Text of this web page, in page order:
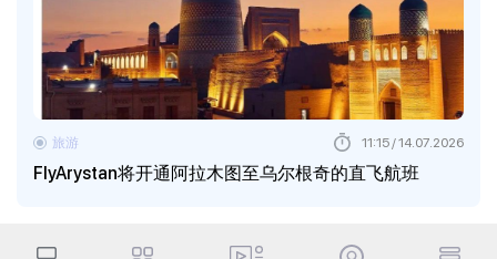
FlyArystan将开通阿拉木图至乌尔根奇的直飞航班
旅游 11:15 / 14.07.2026